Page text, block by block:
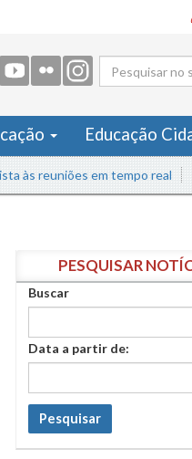
de
Educação
em tempo real
PESQUISAR
Buscar
Data a partir de:
Pesquisar